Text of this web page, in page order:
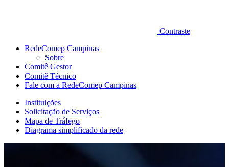
Contraste
RedeComep Campinas
Sobre
Comitê Gestor
Comitê Técnico
Fale com a RedeComep Campinas
Instituições
Solicitação de Serviços
Mapa de Tráfego
Diagrama simplificado da rede